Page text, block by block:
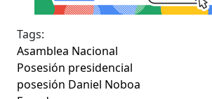
Tags:
Asamblea Nacional
Posesión presidencial
posesión Daniel Noboa